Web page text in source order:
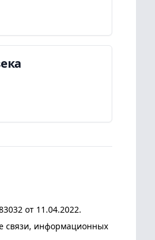
от 11.04.2022.
связи, информационных